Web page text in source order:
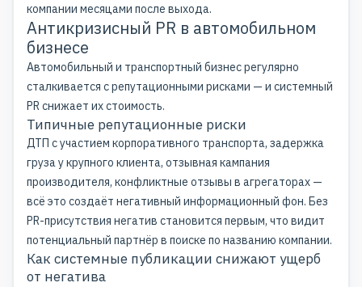
компании месяцами после выхода.
Антикризисный PR в автомобильном
бизнесе
Автомобильный и транспортный бизнес регулярно
сталкивается с репутационными рисками — и системный
PR снижает их стоимость.
Типичные репутационные риски
ДТП с участием корпоративного транспорта, задержка
груза у крупного клиента, отзывная кампания
производителя, конфликтные отзывы в агрегаторах —
всё это создаёт негативный информационный фон. Без
PR-присутствия негатив становится первым, что видит
потенциальный партнёр в поиске по названию компании.
Как системные публикации снижают ущерб
от негатива